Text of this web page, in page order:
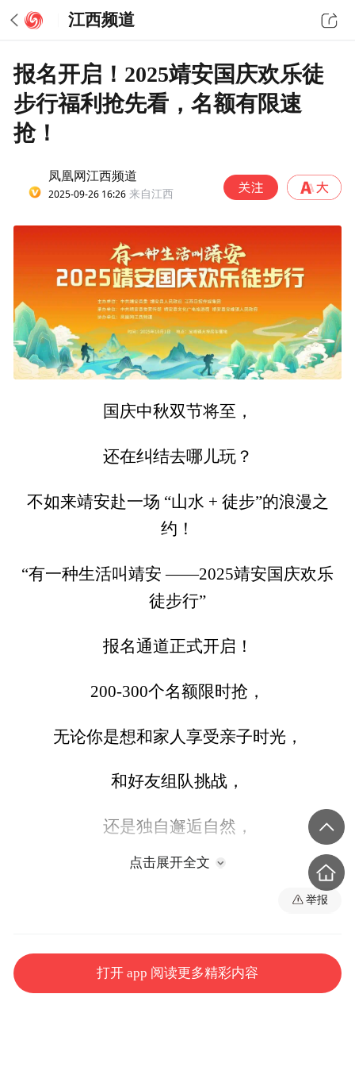
江西频道
报名开启！2025靖安国庆欢乐徒
步行福利抢先看，名额有限速
抢！
凤凰网江西频道
2025-09-26 16:26 来自江西
国庆中秋双节将至，
还在纠结去哪儿玩？
不如来靖安赴一场 “山水 + 徒步”的浪漫之
约！
“有一种生活叫靖安 ——2025靖安国庆欢乐
徒步行”
报名通道正式开启！
200-300个名额限时抢，
无论你是想和家人享受亲子时光，
和好友组队挑战，
还是独自邂逅自然，
都能在这里找到属于你的欢乐！
有一种生活叫靖安——2025靖安国庆欢乐徒
步行
点击展开全文
举报
打开 app 阅读更多精彩内容